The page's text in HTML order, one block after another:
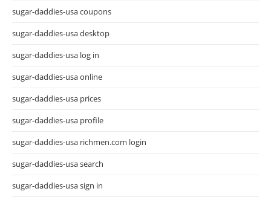
sugar-daddies-usa coupons
sugar-daddies-usa desktop
sugar-daddies-usa log in
sugar-daddies-usa online
sugar-daddies-usa prices
sugar-daddies-usa profile
sugar-daddies-usa richmen.com login
sugar-daddies-usa search
sugar-daddies-usa sign in